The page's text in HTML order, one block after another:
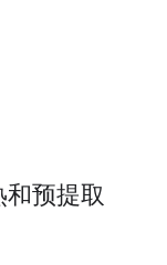
预提取